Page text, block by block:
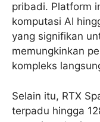
pribadi. Platform
komputasi AI
yang signifikan
memungkinkan
kompleks
Selain itu, RTX
terpadu hingga